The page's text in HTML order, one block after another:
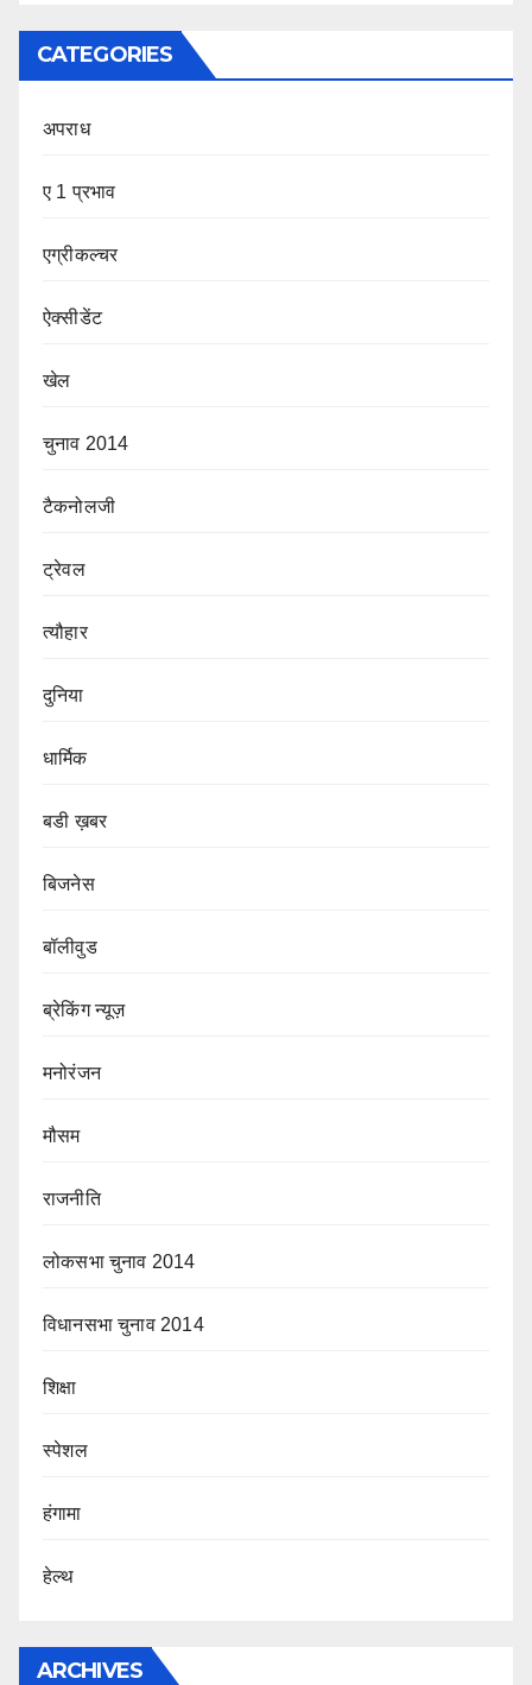
CATEGORIES
अपराध
ए 1 प्रभाव
एग्रीकल्चर
ऐक्सीडेंट
खेल
चुनाव 2014
टैकनोलजी
ट्रेवल
त्यौहार
दुनिया
धार्मिक
बडी ख़बर
बिजनेस
बॉलीवुड
ब्रेकिंग न्यूज़
मनोरंजन
मौसम
राजनीति
लोकसभा चुनाव 2014
विधानसभा चुनाव 2014
शिक्षा
स्पेशल
हंगामा
हेल्थ
ARCHIVES